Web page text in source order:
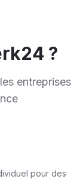
?
entreprises
pour des